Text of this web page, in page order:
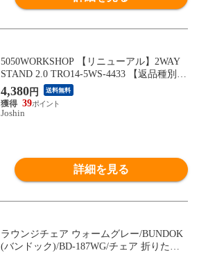
5050WORKSHOP 【リニューアル】2WAY
STAND 2.0 TRO14-5WS-4433 【返品種別
A】
4,380円 送料無料
39
Joshin
詳細を見る
ラウンジチェア ウォームグレー/BUNDOK
(バンドック)/BD-187WG/チェア 折りたた